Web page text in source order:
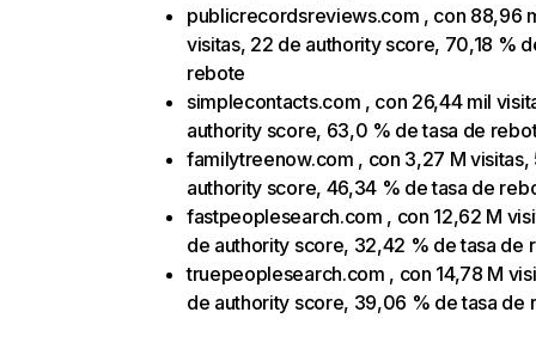
publicrecordsreviews.com , con 88,96
visitas, 22 de authority score, 70,18 %
rebote
simplecontacts.com , con 26,44 mil
authority score, 63,0 % de tasa de
familytreenow.com , con 3,27 M visitas,
authority score, 46,34 % de tasa de
fastpeoplesearch.com , con 12,62 M
de authority score, 32,42 % de tasa de
truepeoplesearch.com , con 14,78 M
de authority score, 39,06 % de tasa de